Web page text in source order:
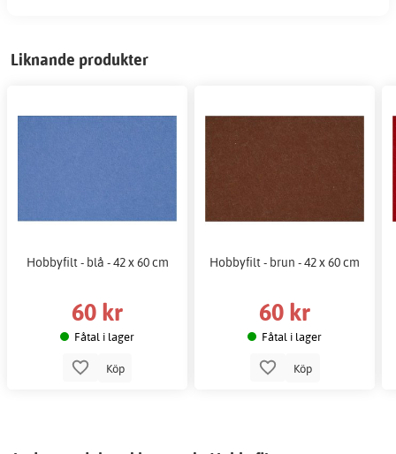
Liknande produkter
Hobbyfilt - blå - 42 x 60 cm
60 kr
Fåtal i lager
Köp
Hobbyfilt - brun - 42 x 60 cm
60 kr
Fåtal i lager
Köp